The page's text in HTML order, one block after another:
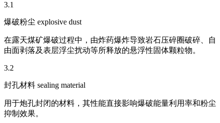
3.1
爆破粉尘 explosive dust
在露天煤矿爆破过程中，由炸药爆炸导致岩石压碎圈破碎、自
由面剥落及表层浮尘扰动等所释放的悬浮性固体颗粒物。
3.2
封孔材料 sealing material
用于炮孔封闭的材料，其性能直接影响爆破能量利用率和粉尘
抑制效果。